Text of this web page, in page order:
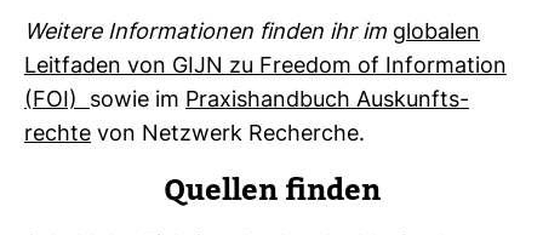
Wei­tere Infor­ma­tionen finden ihr im glo­balen
Leit­faden von GIJN zu Freedom of Infor­ma­tion
(FOI) sowie im Pra­xis­hand­buch Aus­kunfts­
rechte von Netz­werk Recherche.
Quellen finden